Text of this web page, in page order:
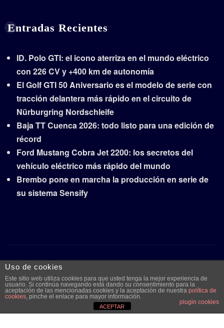
Entradas Recientes
ID. Polo GTI: el icono aterriza en el mundo eléctrico
con 226 CV y +400 km de autonomía
El Golf GTI 50 Aniversario es el modelo de serie con
tracción delantera más rápido en el circuito de
Nürburgring Nordschleife
Baja TT Cuenca 2026: todo listo para una edición de
récord
Ford Mustang Cobra Jet 2200: los secretos del
vehículo eléctrico más rápido del mundo
Brembo pone en marcha la producción en serie de
su sistema Sensify
Copyright © 2026 | Funciona conWordPress|Frankfurt
Newspor ThemeArile
Aviso legal y
Publicidad Contacto
Uso de cookies
Este sitio web utiliza cookies para que usted tenga la mejor experiencia de
usuario. Si continúa navegando está dando su consentimiento para la
aceptación de las mencionadas cookies y la aceptación de nuestra política de
cookies, pinche el enlace para mayor información.
plugin cookies
ACEPTAR